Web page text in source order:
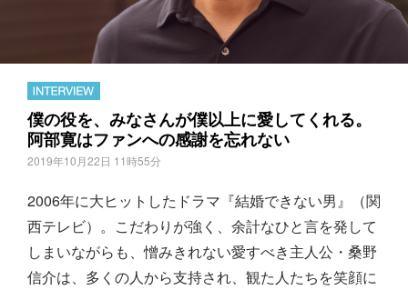
僕の役を、みなさんが僕以上に愛してくれる。
阿部寛はファンへの感謝を忘れない
2019年10月22日 11時55分
2006年に大ヒットしたドラマ『結婚できない男』（関
西テレビ）。こだわりが強く、余計なひと言を発して
しまいながらも、憎みきれない愛すべき主人公・桑野
信介は、多くの人から支持され、観た人たちを笑顔に